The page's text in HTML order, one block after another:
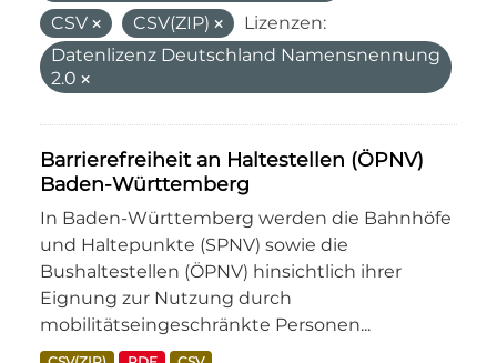
CSV
CSV(ZIP)
Lizenzen:
Datenlizenz Deutschland Namensnennung
2.0
Barrierefreiheit an Haltestellen (ÖPNV)
Baden-Württemberg
In Baden-Württemberg werden die Bahnhöfe
und Haltepunkte (SPNV) sowie die
Bushaltestellen (ÖPNV) hinsichtlich ihrer
Eignung zur Nutzung durch
mobilitätseingeschränkte Personen...